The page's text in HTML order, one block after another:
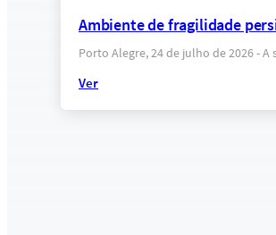
Ambiente de fragilidade
Porto Alegre, 24 de julho de 2026 -
Ver